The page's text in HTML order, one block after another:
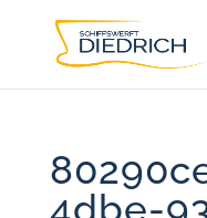
4dbe-